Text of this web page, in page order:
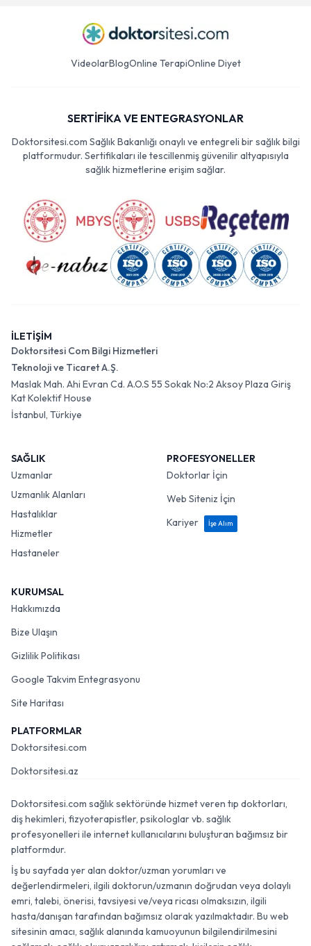
VideolarBlogOnline TerapiOnline Diyet
SERTİFİKA VE ENTEGRASYONLAR
Doktorsitesi.com Sağlık Bakanlığı onaylı ve entegreli bir sağlık bilgi
platformudur. Sertifikaları ile tescillenmiş güvenilir altyapısıyla
sağlık hizmetlerine erişim sağlar.
İLETİŞİM
Doktorsitesi Com Bilgi Hizmetleri
Teknoloji ve Ticaret A.Ş.
Maslak Mah. Ahi Evran Cd. A.O.S 55 Sokak No:2 Aksoy Plaza Giriş
Kat Kolektif House
İstanbul, Türkiye
SAĞLIK
Uzmanlar
Uzmanlık Alanları
Hastalıklar
Hizmetler
Hastaneler
PROFESYONELLER
Doktorlar İçin
Web Siteniz İçin
Kariyer
İşe Alım
KURUMSAL
Hakkımızda
Bize Ulaşın
Gizlilik Politikası
Google Takvim Entegrasyonu
Site Haritası
PLATFORMLAR
Doktorsitesi.com
Doktorsitesi.az
Doktorsitesi.com sağlık sektöründe hizmet veren tıp doktorları,
diş hekimleri, fizyoterapistler, psikologlar vb. sağlık
profesyonelleri ile internet kullanıcılarını buluşturan bağımsız bir
platformdur.
İş bu sayfada yer alan doktor/uzman yorumları ve
değerlendirmeleri, ilgili doktorun/uzmanın doğrudan veya dolaylı
emri, talebi, önerisi, tavsiyesi ve/veya ricası olmaksızın, ilgili
hasta/danışan tarafından bağımsız olarak yazılmaktadır. Bu web
sitesinin amacı, sağlık alanında kamuoyunun bilgilendirilmesini